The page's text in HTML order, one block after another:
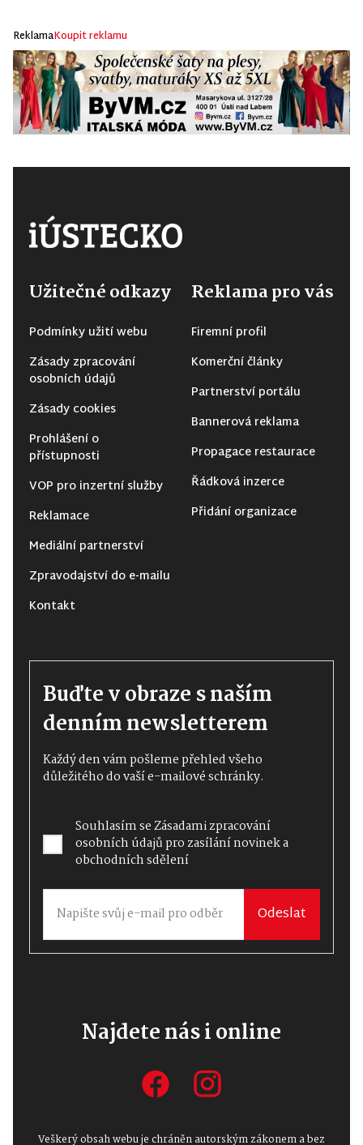
ReklamaKoupit reklamu
Užitečné odkazy
Podmínky užití webu
Zásady zpracování
osobních údajů
Zásady cookies
Prohlášení o
přístupnosti
VOP pro inzertní služby
Reklamace
Mediální partnerství
Zpravodajství do e-mailu
Kontakt
Reklama pro vás
Firemní profil
Komerční články
Partnerství portálu
Bannerová reklama
Propagace restaurace
Řádková inzerce
Přidání organizace
Buďte v obraze s naším
denním newsletterem
Každý den vám pošleme přehled všeho
důležitého do vaší e-mailové schránky.
Souhlasím seZásadami zpracování
osobních údajůpro zasílání novinek a
obchodních sdělení
Odeslat
Najdete nás i online
Veškerý obsah webu je chráněn autorským zákonem a bez